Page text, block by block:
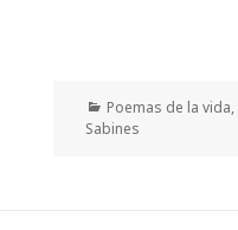
Categorías
Poemas de la vida,
Sabines